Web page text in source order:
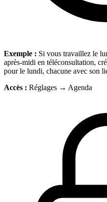
Exemple : Si vous travaillez le
après-midi en téléconsultation,
pour le lundi, chacune avec son
Accès : Réglages → Agenda